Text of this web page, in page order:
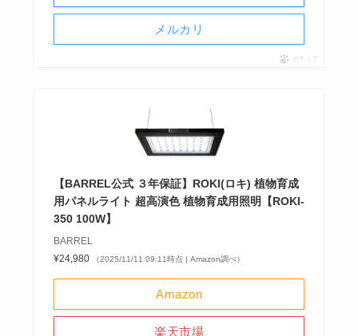
メルカリ
ポチップ
【BARREL公式 ３年保証】ROKI(ロキ) 植物育成
用パネルライト 超高演色 植物育成用照明【ROKI‐
350 100W】
BARREL
¥24,980
（2025/11/11 09:11時点 | Amazon調べ）
Amazon
楽天市場